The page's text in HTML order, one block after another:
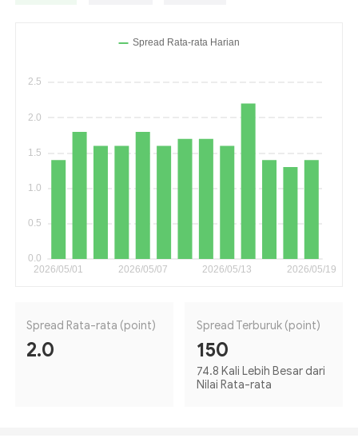
Spread Rata-rata (point)
2.0
Spread Terburuk (point)
150
74.8 Kali Lebih Besar dari
Nilai Rata-rata